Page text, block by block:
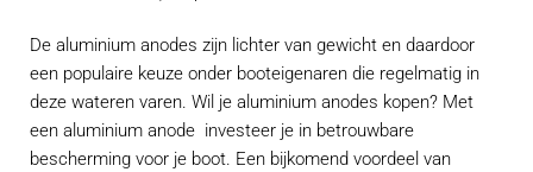
De aluminium anodes zijn lichter van gewicht en daardoor
een populaire keuze onder booteigenaren die regelmatig in
deze wateren varen. Wil je aluminium anodes kopen? Met
een aluminium anode investeer je in betrouwbare
bescherming voor je boot. Een bijkomend voordeel van